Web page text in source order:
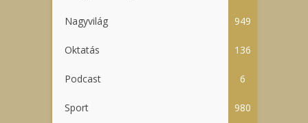
Nagyvilág 949
Oktatás 136
Podcast 6
Sport 980